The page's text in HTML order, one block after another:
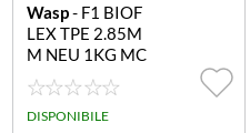
Wasp- F1 BIOF
LEX TPE 2.85M
M NEU 1KG MC
AC00062 F1 BI
OFLEX TPE 2.8
5MM NEU 1KG
DISPONIBILE